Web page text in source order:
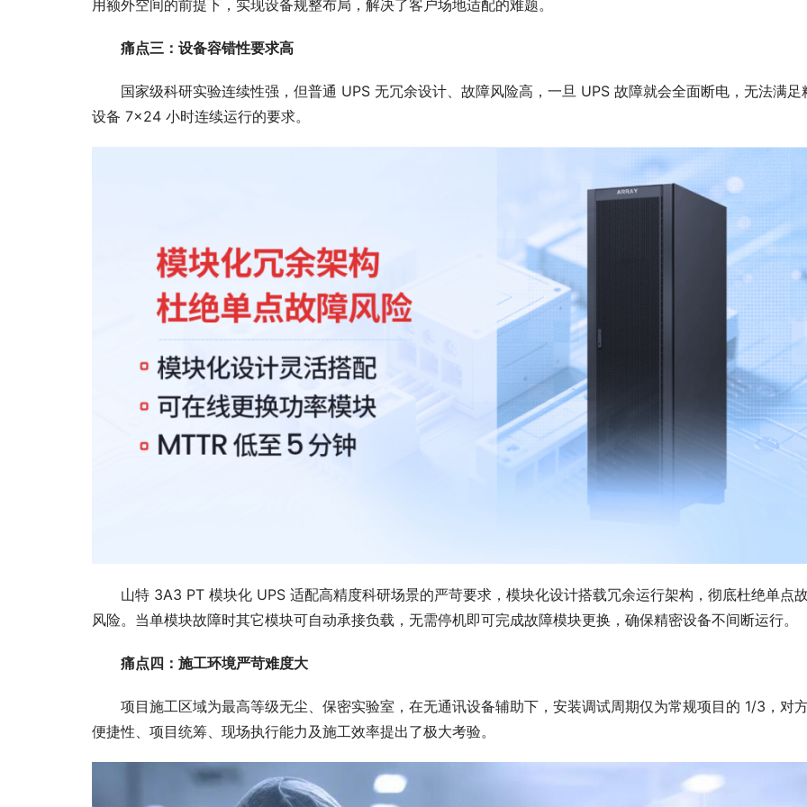
用额外空间的前提下，实现设备规整布局，解决了客户场地适配的难题。
痛点三：设备容错性要求高
国家级科研实验连续性强，但普通 UPS 无冗余设计、故障风险高，一旦 UPS 故障就会全面断电，无法满足
设备 7×24 小时连续运行的要求。
山特 3A3 PT 模块化 UPS 适配高精度科研场景的严苛要求，模块化设计搭载冗余运行架构，彻底杜绝单点
风险。当单模块故障时其它模块可自动承接负载，无需停机即可完成故障模块更换，确保精密设备不间断运行。
痛点四：施工环境严苛难度大
项目施工区域为最高等级无尘、保密实验室，在无通讯设备辅助下，安装调试周期仅为常规项目的 1/3，对
便捷性、项目统筹、现场执行能力及施工效率提出了极大考验。